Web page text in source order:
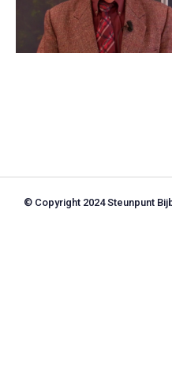
© Copyright 2024 Steunpunt